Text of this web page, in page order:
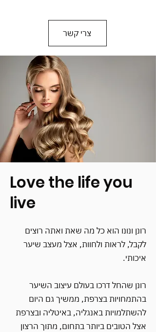
צרי קשר
Love the life you
live
רונן ונונו הוא כל מה שאת ואתה רוצים
לקבל, לראות ולחוות, אצל מעצב שיער
איכותי.
רונן שהחל דרכו בעולם עיצוב השיער
בהתמחויות בצרפת, ממשיך גם היום
להשתלמויות באנגליה, באיטליה ובצרפת
אצל הטובים ביותר בתחום, מתוך הרצון